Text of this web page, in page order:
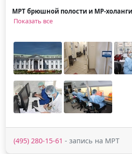
МРТ брюшной полости и МР-
Показать все
(495) 280-15-61 - запись на МРТ